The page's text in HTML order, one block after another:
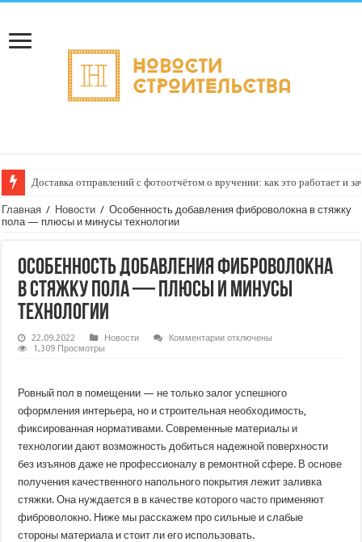
Доставка отправлений с фотоотчётом о вручении: как это работает и
Курьерские услуги для бьюти‑салонов: доставка косметики и
Главная / Новости / Особенность добавления фиброволокна в стяжку
пола — плюсы и минусы технологии
Особенность добавления фиброволокна
в стяжку пола — плюсы и минусы
технологии
22.09.2022 Новости Комментариик
в
стяжку
пола
плюсы
и
минусы
технологии
отключены
1,309 Просмотры
Ровный пол в помещении — не только залог успешного
оформления интерьера, но и строительная необходимость,
фиксированная нормативами. Современные материалы и
технологии дают возможность добиться надежной поверхности
без изъянов даже не профессионалу в ремонтной сфере. В основе
получения качественного напольного покрытия лежит заливка
стяжки. Она нуждается в в качестве которого часто применяют
фиброволокно. Ниже мы расскажем про сильные и слабые
стороны материала и стоит ли его использовать.